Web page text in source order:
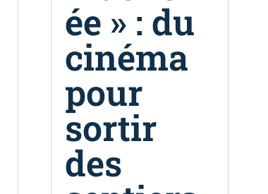
ée » : du
cinéma
pour
sortir
des